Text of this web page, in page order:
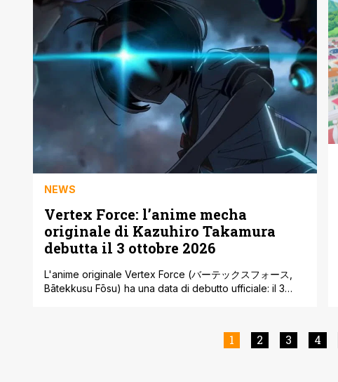
cast e staff. Il sito ufficiale sennenkazoku.com e il profilo
X @sennenkazoku sono stati aperti contestualmente [']
NEWS
Vertex Force: l’anime mecha
originale di Kazuhiro Takamura
debutta il 3 ottobre 2026
L'anime originale Vertex Force (バーテックスフォース,
Bātekkusu Fōsu) ha una data di debutto ufficiale: il 3
volta sequenze di azione mecha in dettaglio e l'incontro
tra i personaggi principali e i robot nemici. La
1 2 3 4